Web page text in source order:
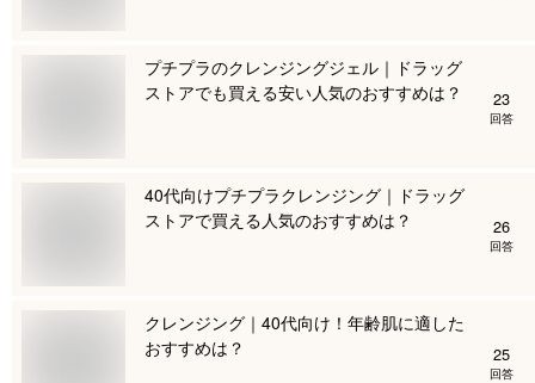
プチプラのクレンジングジェル｜ドラッグ
ストアでも買える安い人気のおすすめは？
23
回答
40代向けプチプラクレンジング｜ドラッグ
ストアで買える人気のおすすめは？
26
回答
クレンジング｜40代向け！年齢肌に適した
おすすめは？
25
回答